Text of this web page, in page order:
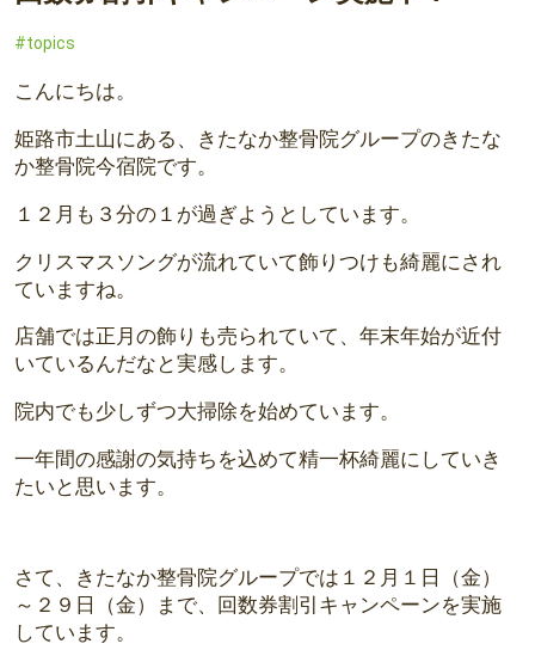
topics
こんにちは。
姫路市土山にある、きたなか整骨院グループのきたな
か整骨院今宿院です。
１２月も３分の１が過ぎようとしています。
クリスマスソングが流れていて飾りつけも綺麗にされ
ていますね。
店舗では正月の飾りも売られていて、年末年始が近付
いているんだなと実感します。
院内でも少しずつ大掃除を始めています。
一年間の感謝の気持ちを込めて精一杯綺麗にしていき
たいと思います。
さて、きたなか整骨院グループでは１２月１日（金）
～２９日（金）まで、回数券割引キャンペーンを実施
しています。